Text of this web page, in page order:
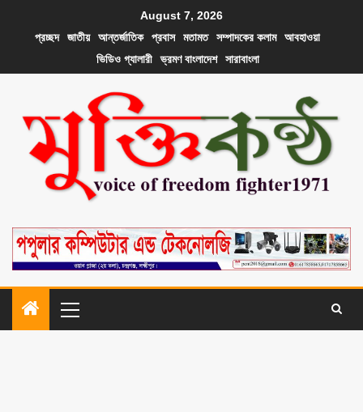
August 7, 2026
প্রচ্ছদ
জাতীয় আন্তর্জাতিক প্রবাস মতামত সম্পাদকের কলাম
আবহাওয়া
ভিডিও গ্যালারী
ভ্রমণ বাংলাদেশ সারাবাংলা